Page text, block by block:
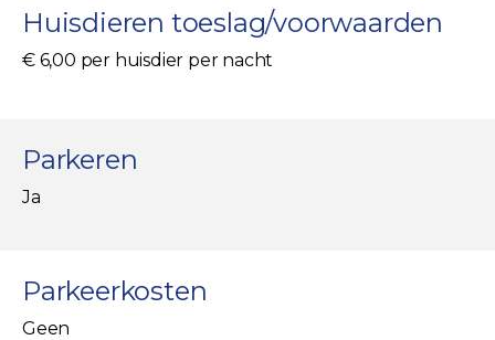
Huisdieren toeslag/voorwaarden
€ 6,00 per huisdier per nacht
Parkeren
Ja
Parkeerkosten
Geen